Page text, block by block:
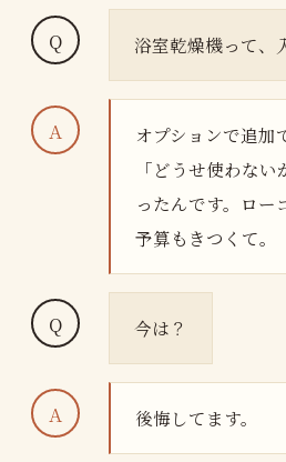
浴室乾燥機って、
オプションで追加
「どうせ使わな
ったんです。ロー
予算もきつくて。
今は？
後悔してます。